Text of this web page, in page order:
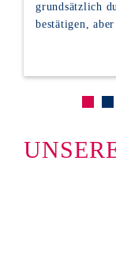
grundsätzlich
bestätigen,